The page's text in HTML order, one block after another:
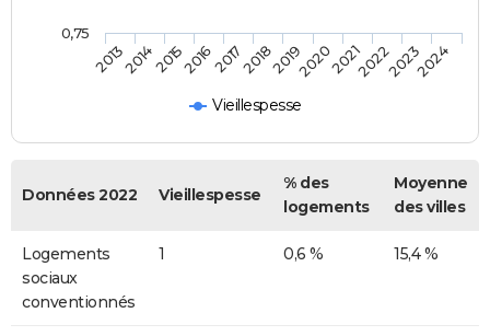
Vieillespesse
201320142015201620172018201920202021202220232024
0,75
Données 2022 Vieillespesse
% des
logements
Moyenne
des villes
Logements
sociaux
conventionnés
1 0,6 % 15,4 %